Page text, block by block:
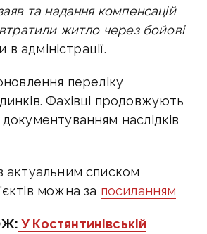
та надання компенсацій
житло через бойові
в адміністрації.
переліку
Фахівці продовжують
наслідків
актуальним списком
можна за посиланням
У Костянтинівській